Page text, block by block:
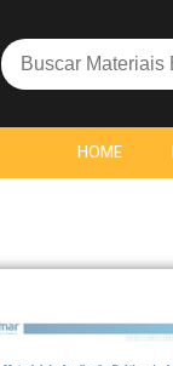
Search
for:
HOME